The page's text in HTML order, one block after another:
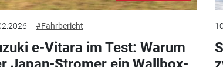
#Fahrbericht
e-Vitara im Test: Warum